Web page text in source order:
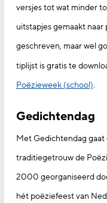
versjes tot wat minder
uitstapjes gemaakt
geschreven, maar wel
tiplijst is gratis te
Poëzieweek (school).
Gedichtendag
Met Gedichtendag gaat
traditiegetrouw de
2000 georganiseerd
hét poëziefeest van